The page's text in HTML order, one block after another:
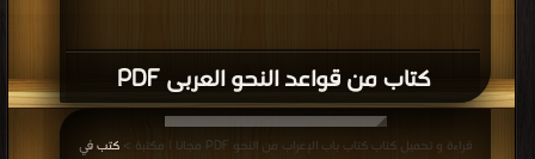
كتاب من قواعد النحو العربى PDF
قراءة و تحميل كتاب كتاب باب الإعراب من النحو PDF مجانا | مكتبة >
كتب في